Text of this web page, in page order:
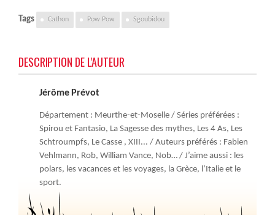
Tags Cathon Pow Pow Sgoubidou
DESCRIPTION DE L'AUTEUR
Jérôme Prévot
Département : Meurthe-et-Moselle / Séries préférées :
Spirou et Fantasio, La Sagesse des mythes, Les 4 As, Les
Schtroumpfs, Le Casse , XIII... / Auteurs préférés : Fabien
Vehlmann, Rob, William Vance, Nob… / J’aime aussi : les
polars, les vacances et les voyages, la Grèce, l’Italie et le
sport.